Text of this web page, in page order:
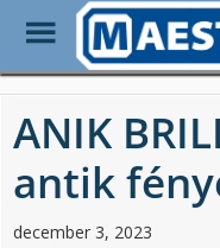
Skip
main
Toggle
Menu
ANIK
antik
december 3, 2023